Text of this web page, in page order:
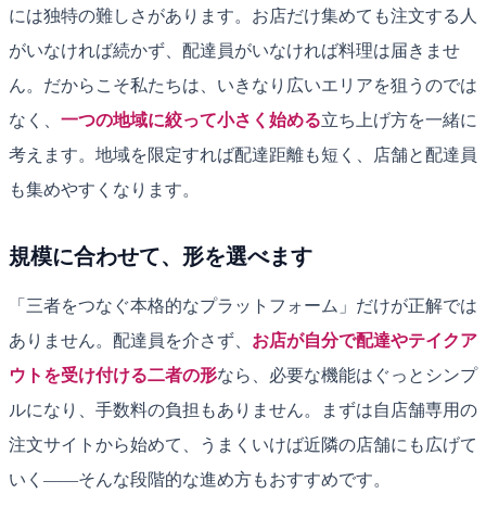
には独特の難しさがあります。お店だけ集めても注文する人
がいなければ続かず、配達員がいなければ料理は届きませ
ん。だからこそ私たちは、いきなり広いエリアを狙うのでは
なく、 一つの地域に絞って小さく始める立ち上げ方を一緒に
考えます。地域を限定すれば配達距離も短く、店舗と配達員
も集めやすくなります。
規模に合わせて、形を選べます
「三者をつなぐ本格的なプラットフォーム」だけが正解では
ありません。配達員を介さず、 お店が自分で配達やテイクア
ウトを受け付ける二者の形なら、必要な機能はぐっとシンプ
ルになり、手数料の負担もありません。まずは自店舗専用の
注文サイトから始めて、うまくいけば近隣の店舗にも広げて
いく——そんな段階的な進め方もおすすめです。